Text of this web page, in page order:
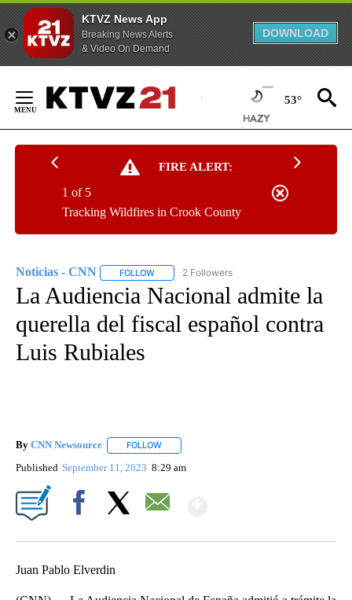
KTVZ News App
Breaking News Alerts
& Video On Demand
DOWNLOAD
Content
53°
FIRE ALERT:
Tracking Wildfires in Crook County
1 of 5
Noticias - CNN FOLLOW FOLLOW "NOTICIAS - CNN" TO RECEIVE
2 Followers
La Audiencia Nacional admite la
querella del fiscal español contra
Luis Rubiales
By CNN Newsource FOLLOW
Published September 11, 2023 8:29 am
Juan Pablo Elverdin